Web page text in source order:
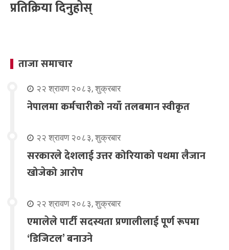
प्रतिक्रिया दिनुहोस्
ताजा समाचार
२२ श्रावण २०८३, शुक्रबार
नेपालमा कर्मचारीको नयाँ तलबमान स्वीकृत
२२ श्रावण २०८३, शुक्रबार
सरकारले देशलाई उत्तर कोरियाको पथमा लैजान
खोजेको आरोप
२२ श्रावण २०८३, शुक्रबार
एमालेले पार्टी सदस्यता प्रणालीलाई पूर्ण रूपमा
‘डिजिटल’ बनाउने